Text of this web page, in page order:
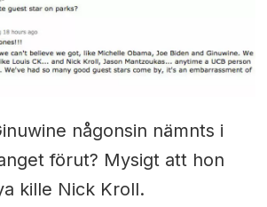
någonsin nämnts i
förut? Mysigt att hon
kille Nick Kroll.